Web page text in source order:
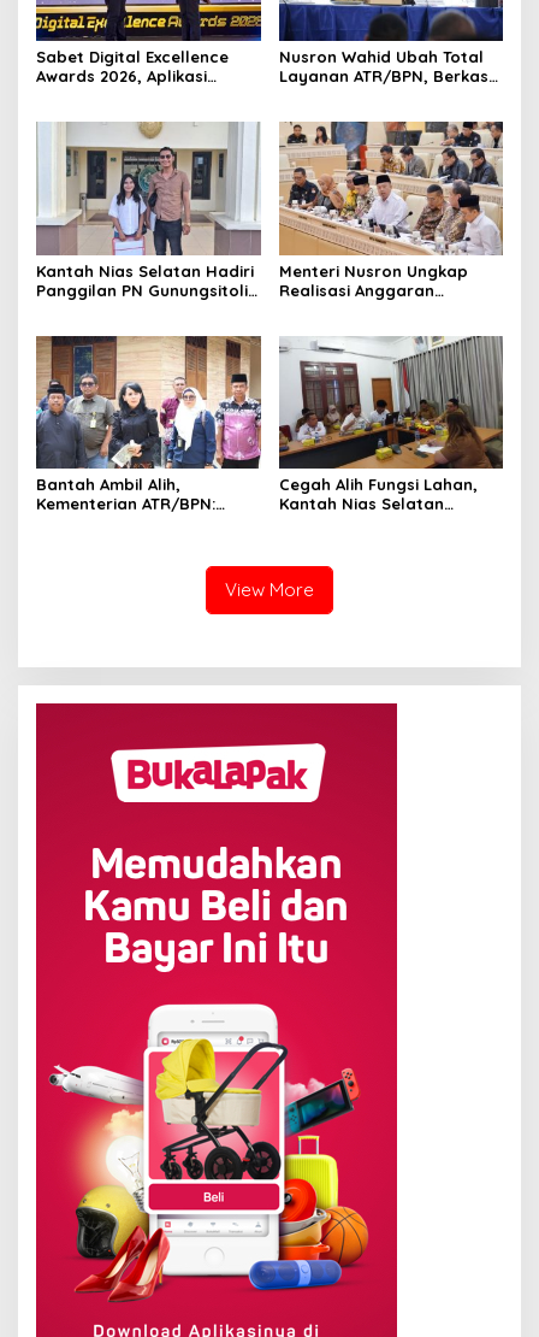
Sabet Digital Excellence
Awards 2026, Aplikasi
Nusron Wahid Ubah Total
Layanan ATR/BPN, Berkas
Kantah Nias Selatan Hadiri
Panggilan PN Gunungsitoli
Menteri Nusron Ungkap
Realisasi Anggaran
Bantah Ambil Alih,
Kementerian ATR/BPN:
Cegah Alih Fungsi Lahan,
Kantah Nias Selatan
View More